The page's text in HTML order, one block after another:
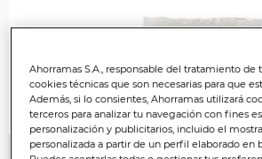
Ahorramas S.A., responsable del tratamiento de
cookies técnicas que son necesarias para que
Además, si lo consientes, Ahorramas utilizará
terceros para analizar tu navegación con fines
personalización y publicitarios, incluido el
personalizada a partir de un perfil elaborado en